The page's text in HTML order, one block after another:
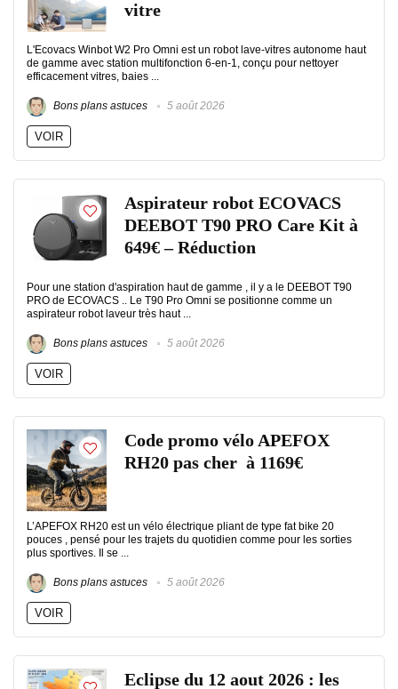
vitre
L'Ecovacs Winbot W2 Pro Omni est un robot lave-vitres autonome haut
de gamme avec station multifonction 6-en-1, conçu pour nettoyer
efficacement vitres, baies ...
Bons plans astuces 5 août 2026
VOIR
Aspirateur robot ECOVACS
DEEBOT T90 PRO Care Kit à
649€ – Réduction
Pour une station d'aspiration haut de gamme , il y a le DEEBOT T90
PRO de ECOVACS .. Le T90 Pro Omni se positionne comme un
aspirateur robot laveur très haut ...
Bons plans astuces 5 août 2026
VOIR
Code promo vélo APEFOX
RH20 pas cher à 1169€
L’APEFOX RH20 est un vélo électrique pliant de type fat bike 20
pouces , pensé pour les trajets du quotidien comme pour les sorties
plus sportives. Il se ...
Bons plans astuces 5 août 2026
VOIR
Eclipse du 12 aout 2026 : les